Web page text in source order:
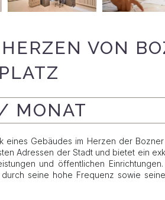
VON
MONAT
Gebäudes im Herzen der
Adressen der Stadt und bietet ein
und öffentlichen
seine hohe Frequenz sowie